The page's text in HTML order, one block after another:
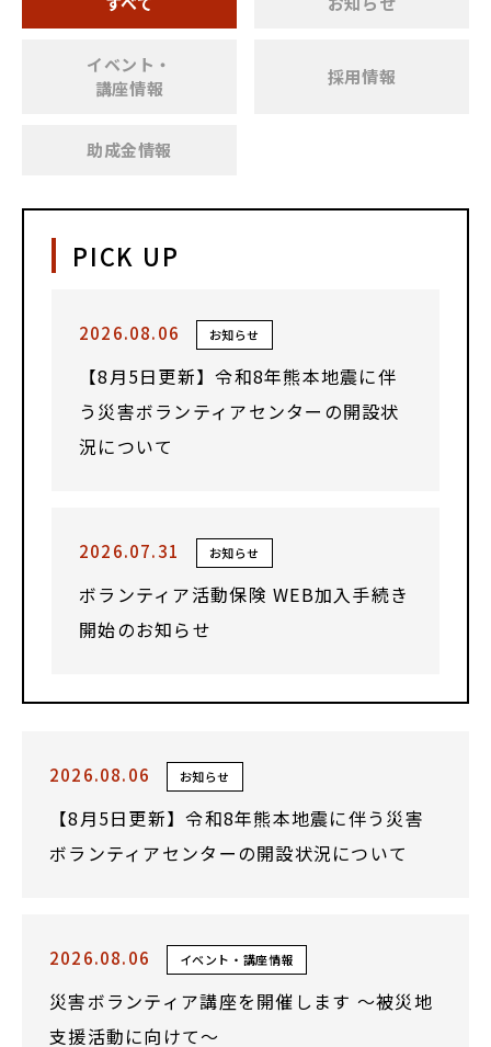
イベント・
講座情報
採用情報
助成金情報
PICK UP
2026.08.06 お知らせ
【8月5日更新】令和8年熊本地震に伴
う災害ボランティアセンターの開設状
況について
2026.07.31 お知らせ
ボランティア活動保険 WEB加入手続き
開始のお知らせ
2026.08.06 お知らせ
【8月5日更新】令和8年熊本地震に伴う災害
ボランティアセンターの開設状況について
2026.08.06 イベント・講座情報
災害ボランティア講座を開催します ～被災地
支援活動に向けて～